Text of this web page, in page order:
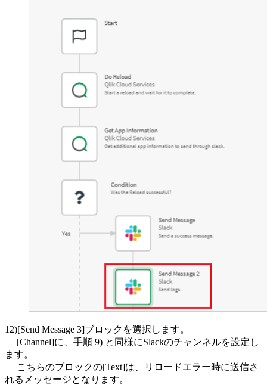
12)[Send Message 3]ブロックを選択します。
[Channel]に、手順 9) と同様にSlackのチャンネルを設定し
ます。
こちらのブロックの[Text]は、リロードエラー時に送信さ
れるメッセージとなります。